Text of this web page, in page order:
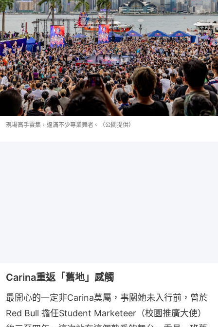
現場高手雲集，逼滿不少專業舞者。（公關提供）
Carina重返「舊地」感觸
最開心的一定非Carina莫屬，事關她未入行前，曾於
Red Bull 擔任Student Marketeer（校園推廣大使）